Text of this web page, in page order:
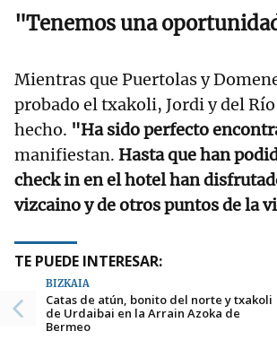
"Tenemos una
Mientras que Puertolas y
probado el txakoli, Jordi y del
hecho. "Ha sido perfecto
manifiestan. Hasta que han
check in en el hotel han
vizcaino y de otros puntos de la
TE PUEDE INTERESAR:
BIZKAIA
Catas de atún, bonito del norte y txakoli
de Urdaibai en la Arrain Azoka de
Bermeo